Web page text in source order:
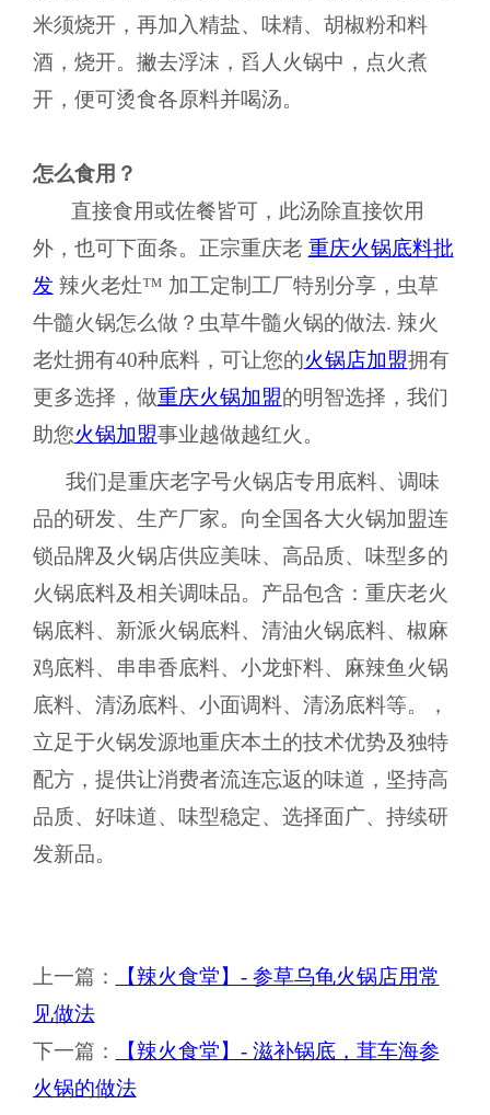
米须烧开，再加入精盐、味精、胡椒粉和料
酒，烧开。撇去浮沫，舀人火锅中，点火煮
开，便可烫食各原料并喝汤。
怎么食用？
直接食用或佐餐皆可，此汤除直接饮用
外，也可下面条。正宗重庆老 重庆火锅底料批
发辣火老灶™ 加工定制工厂特别分享，虫草
牛髓火锅怎么做？虫草牛髓火锅的做法. 辣火
老灶拥有40种底料，可让您的火锅店加盟拥有
更多选择，做重庆火锅加盟的明智选择，我们
助您火锅加盟事业越做越红火。
我们是重庆老字号火锅店专用底料、调味
品的研发、生产厂家。向全国各大火锅加盟连
锁品牌及火锅店供应美味、高品质、味型多的
火锅底料及相关调味品。产品包含：重庆老火
锅底料、新派火锅底料、清油火锅底料、椒麻
鸡底料、串串香底料、小龙虾料、麻辣鱼火锅
底料、清汤底料、小面调料、清汤底料等。，
立足于火锅发源地重庆本土的技术优势及独特
配方，提供让消费者流连忘返的味道，坚持高
品质、好味道、味型稳定、选择面广、持续研
发新品。
上一篇：
【辣火食堂】- 参草乌龟火锅店用常
见做法
下一篇：
【辣火食堂】- 滋补锅底，茸车海参
火锅的做法